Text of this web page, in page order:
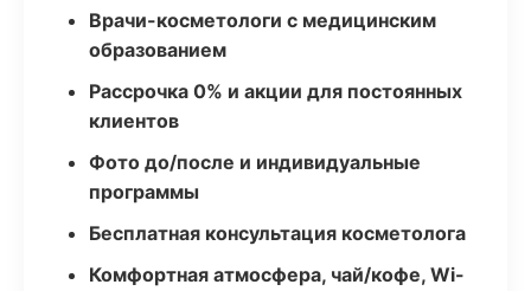
Врачи-косметологи с медицинским
образованием
Рассрочка 0% и акции для постоянных
клиентов
Фото до/после и индивидуальные
программы
Бесплатная консультация косметолога
Комфортная атмосфера, чай/кофе, Wi-